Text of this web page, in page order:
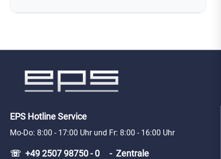
EPS Hotline Service
Mo-Do: 8:00 - 17:00 Uhr und Fr: 8:00 - 16:00 Uhr
☏ +49 2507 98750 - 0 - Zentrale